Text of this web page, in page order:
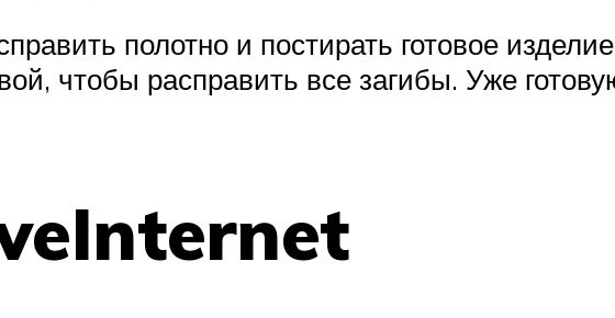
полотно и постирать готовое
чтобы расправить все загибы. Уже